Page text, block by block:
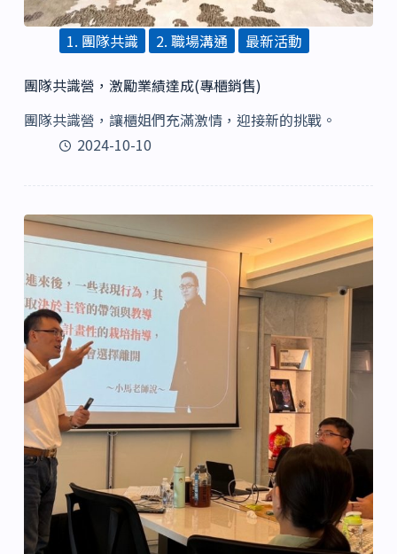
1. 團隊共識 2. 職場溝通 最新活動
團隊共識營，激勵業績達成(專櫃銷售)
團隊共識營，讓櫃姐們充滿激情，迎接新的挑戰。
2024-10-10